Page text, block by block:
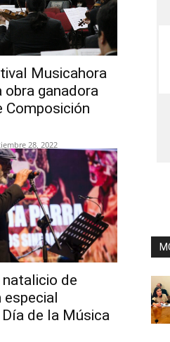
Musicahora
ganadora
Composición
28, 2022
natalicio de
especial
de la Música